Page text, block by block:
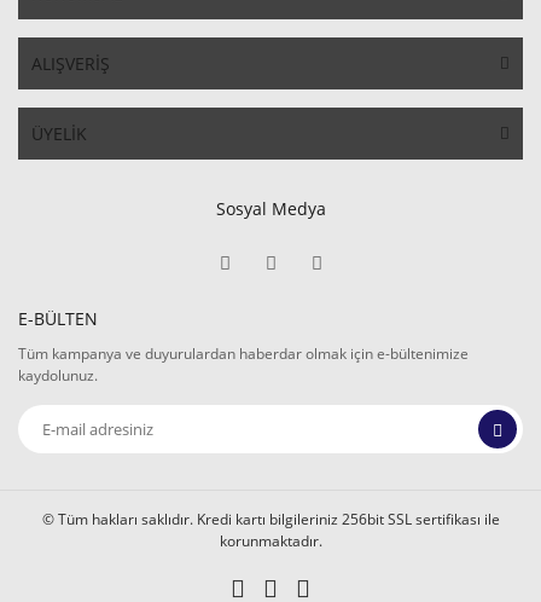
ALIŞVERİŞ
ÜYELİK
Sosyal Medya
E-BÜLTEN
Tüm kampanya ve duyurulardan haberdar olmak için e-bültenimize
kaydolunuz.
© Tüm hakları saklıdır. Kredi kartı bilgileriniz 256bit SSL sertifikası ile
korunmaktadır.